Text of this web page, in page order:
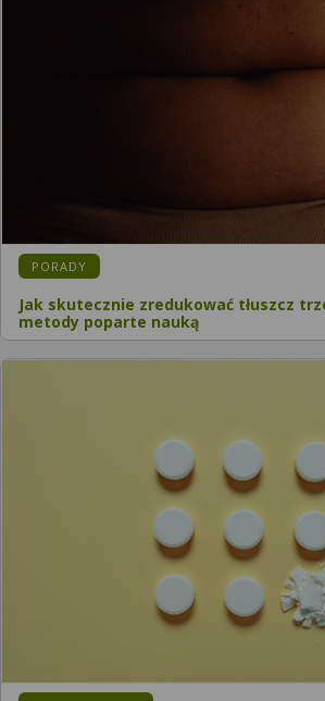
PORADY
Jak skutecznie zredukować tłuszcz
metody poparte nauką